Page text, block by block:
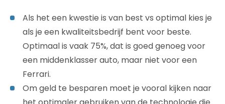
Als het een kwestie is van best vs optimal kies je
als je een kwaliteitsbedrijf bent voor beste.
Optimaal is vaak 75%, dat is goed genoeg voor
een middenklasser auto, maar niet voor een
Ferrari.
Om geld te besparen moet je vooral kijken naar